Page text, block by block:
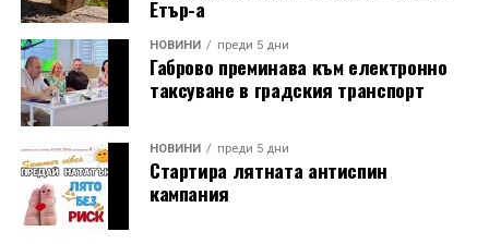
Етър-а
НОВИНИ преди 5 дни
Габрово преминава към електронно
таксуване в градския транспорт
НОВИНИ преди 5 дни
Стартира лятната антиспин
кампания